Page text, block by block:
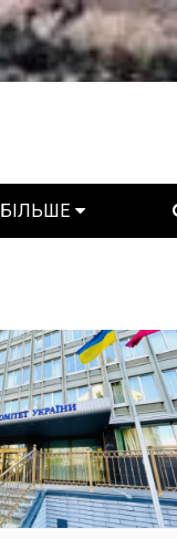
БІЛЬШЕ
WHO IS WHO
ПРОЗОРІ НАДРА
ГОВОРЯТЬ АСОЦІАЦІЇ
ГОВОРЯТЬ КОМПАНІЇ
КОНФЛІКТНІ НАДРА
САНКЦІЙНІ НАДРА